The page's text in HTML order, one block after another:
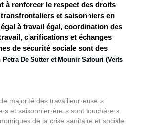
à renforcer le respect des droits
et saisonniers en
égal à travail égal, coordination des
clarifications et échanges
de sécurité sociale sont des
Petra De Sutter et Mounir Satouri (Verts
majorité des travailleur·euse·s
et saisonnier·ère·s sont touché·e·s
de la crise sanitaire et sociale